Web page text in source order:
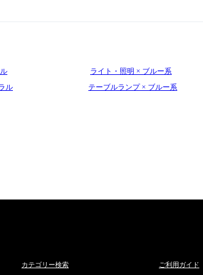
ライト・照明 × ブルー系
ル テーブルランプ × ブルー系
カテゴリー検索 ご利用ガイド